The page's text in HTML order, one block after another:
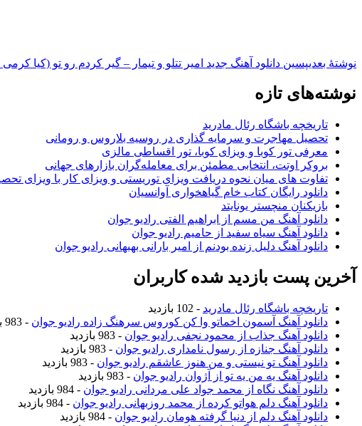
نوشته‌ٔ بعدیپسین دانلود آهنگ جدید امیر تتلو و تیمار – گیر کردم رو تو (کیا
نوشته‌های تازه
تاریخچه باشگاه رئال مادرید
تحصیل مهاجرت و سرمایه گذاری در روسیه بلاروس و رومانی
معرفی تور کوبا و ویزای کوبا، تور اقساطی مالزی
بروکر اوتت، انتخابی مطمئن برای معامله‌گران بازارهای جهانی
تفاوت های میان نحوه دریافت ویزای توریستی و ویزای کار با ویزای
دانلود رایگان کتاب خام گیاهخواری آوانسیان
بازیکنان منچستر یونایتد
دانلود آهنگ من مسم از ابراهیم الفتی رادیو جوان
دانلود آهنگ سیاه سفید از حامیم رادیو جوان
دانلود آهنگ دلیل زنده بودنم از امیر بارانی بهبهانی رادیو جوان
آخرین پست بازدید شده کاربران
تاریخچه باشگاه رئال مادرید - 102 بازدید
دانلود آهنگ آسمون اخماتو وا کن کوروس سرهنگ زاده رادیو جوان - 983 بازدید
دانلود آهنگ جذاب از محمود نجفی رادیو جوان - 983 بازدید
دانلود آهنگ جنازه از رسول نامداری رادیو جوان - 983 بازدید
دانلود آهنگ تو نیستی و من هنوز عاشقم رادیو جوان - 983 بازدید
دانلود آهنگ یه من یه تو از آژوان رادیو جوان - 983 بازدید
دانلود آهنگ نگاه از محمد جواد علی مردانی رادیو جوان - 984 بازدید
دانلود آهنگ دلم هواتو کرده از محمد روزبهانی رادیو جوان - 984 بازدید
دانلود آهنگ دلم از دنیا گرفته هومان رادیو جوان - 984 بازدید